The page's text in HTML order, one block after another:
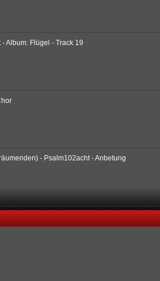
Album: Flügel - Track 19
- Psalm102acht - Anbetung